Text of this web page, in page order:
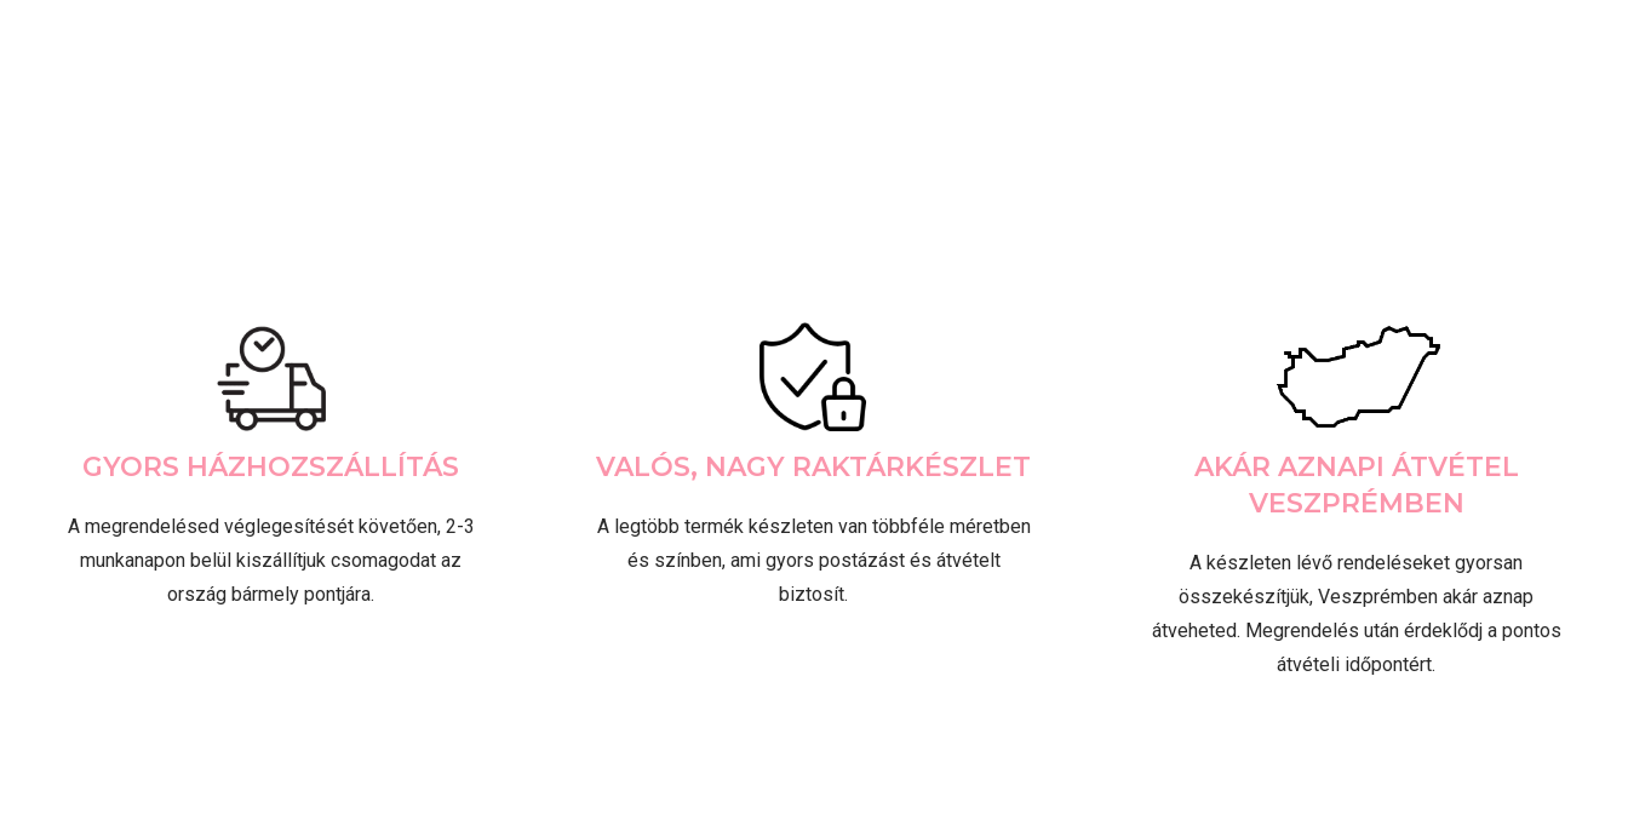
GYORS HÁZHOZSZÁLLÍTÁS
A megrendelésed véglegesítését követően, 2-3
munkanapon belül kiszállítjuk csomagodat az
ország bármely pontjára.
VALÓS, NAGY RAKTÁRKÉSZLET
A legtöbb termék készleten van többféle méretben
és színben, ami gyors postázást és átvételt
biztosít.
AKÁR AZNAPI ÁTVÉTEL
VESZPRÉMBEN
A készleten lévő rendeléseket gyorsan
összekészítjük, Veszprémben akár aznap
átveheted. Megrendelés után érdeklődj a pontos
átvételi időpontért.